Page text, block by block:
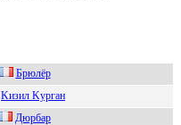
Бpюлёp
Kизил Kурган
Дюpбаp